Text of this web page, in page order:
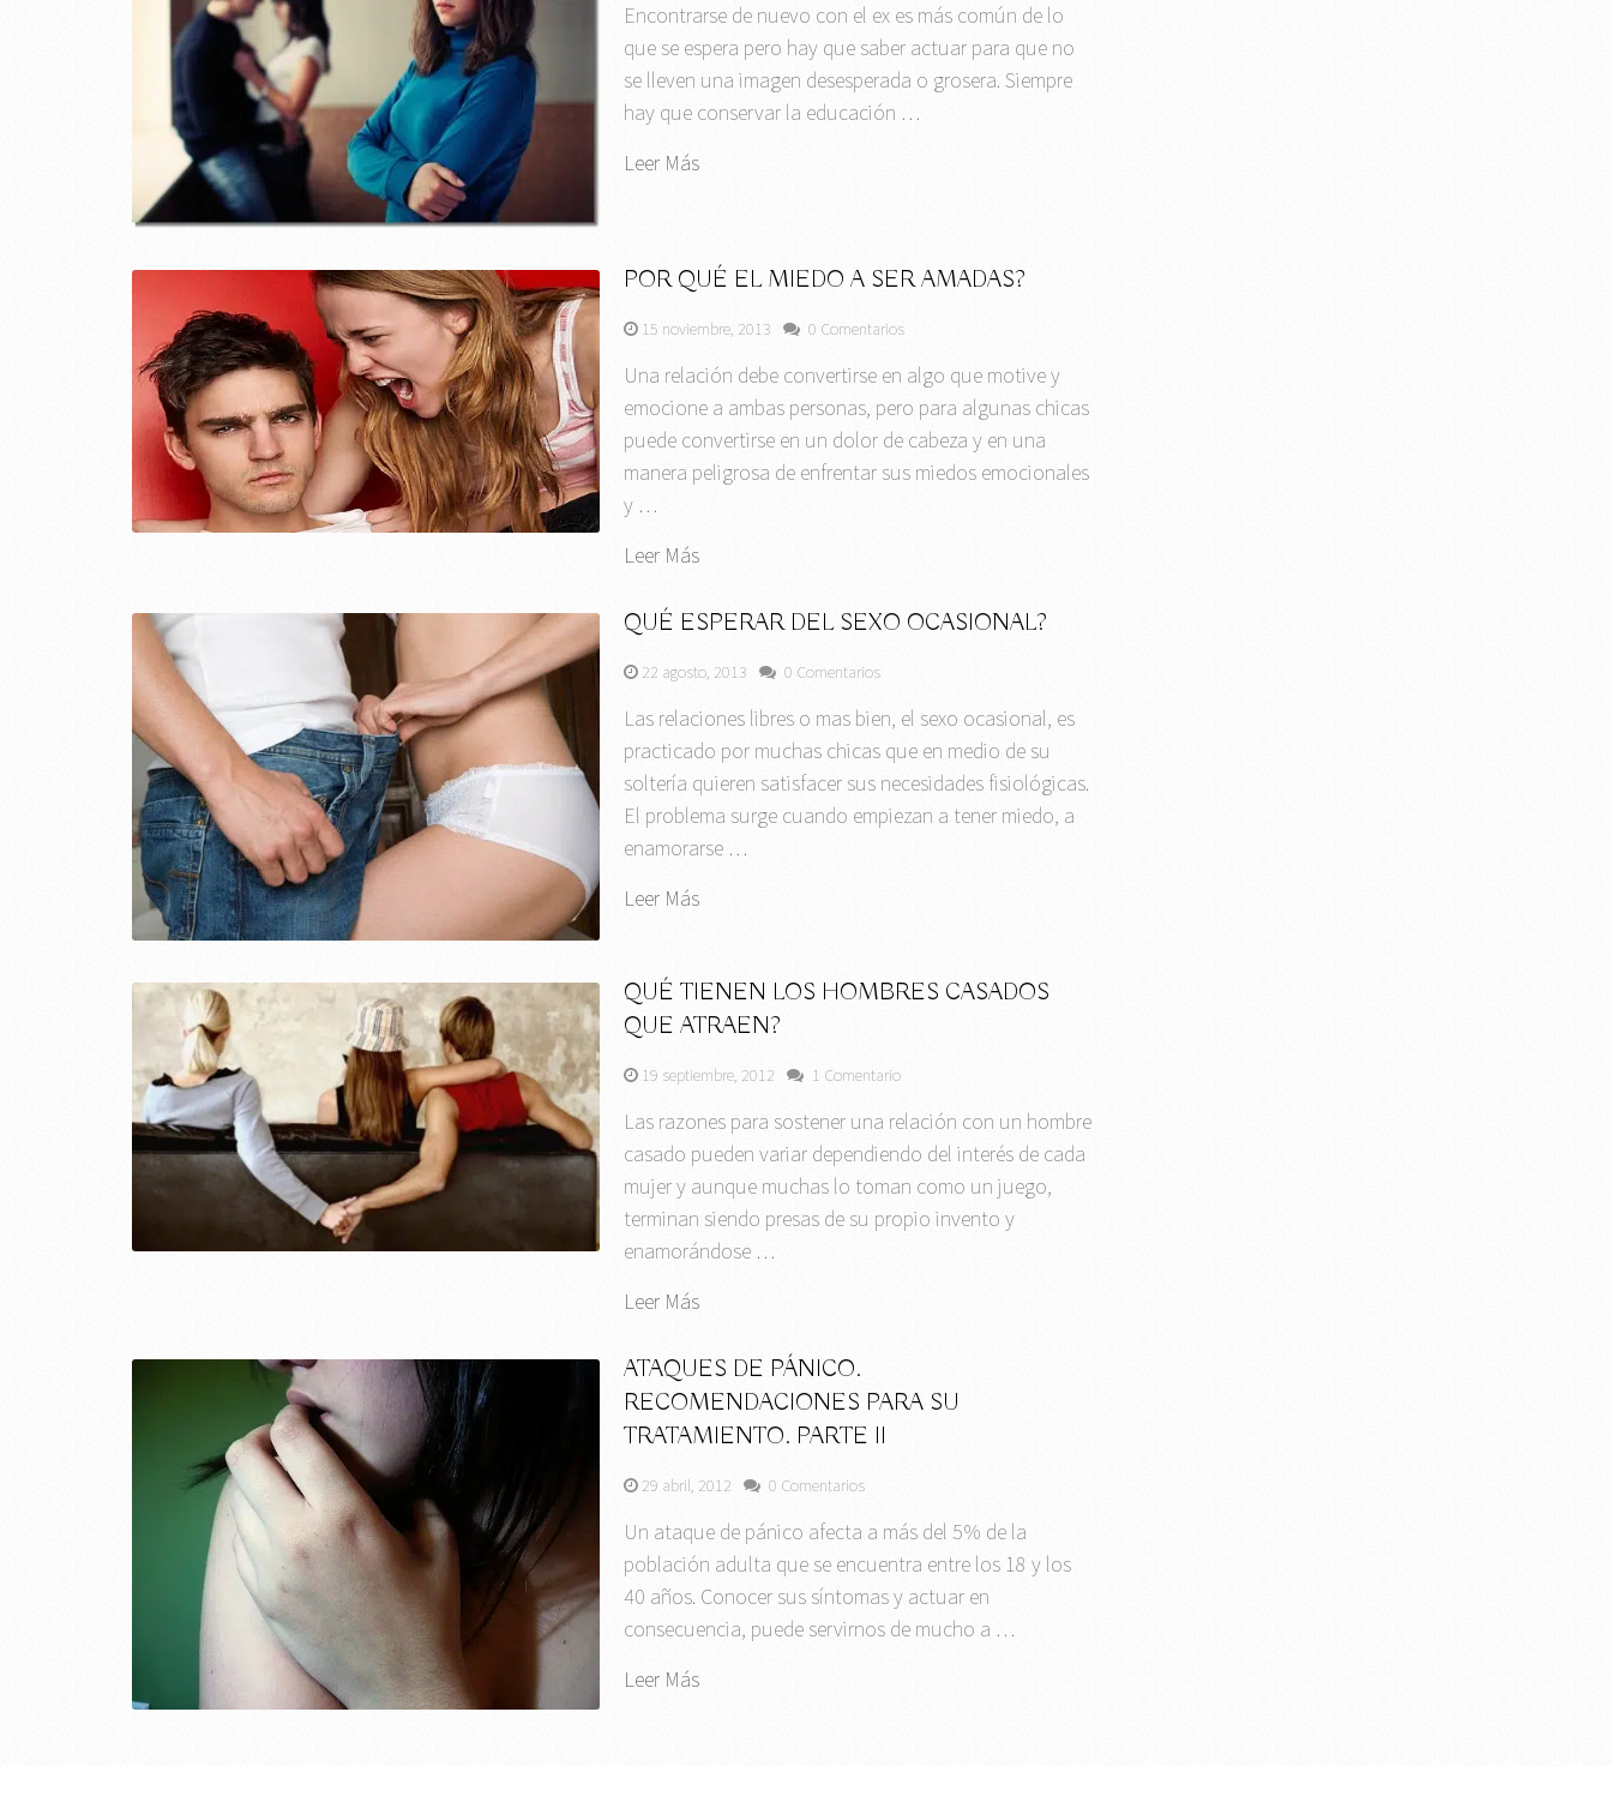
Encontrarse de nuevo con el ex es más común de lo
que se espera pero hay que saber actuar para que no
se lleven una imagen desesperada o grosera. Siempre
hay que conservar la educación …
Leer Más
POR QUÉ EL MIEDO A SER AMADAS?
15 noviembre, 2013 0 Comentarios
Una relación debe convertirse en algo que motive y
emocione a ambas personas, pero para algunas chicas
puede convertirse en un dolor de cabeza y en una
manera peligrosa de enfrentar sus miedos emocionales
y …
Leer Más
QUÉ ESPERAR DEL SEXO OCASIONAL?
22 agosto, 2013 0 Comentarios
Las relaciones libres o mas bien, el sexo ocasional, es
practicado por muchas chicas que en medio de su
soltería quieren satisfacer sus necesidades fisiológicas.
El problema surge cuando empiezan a tener miedo, a
enamorarse …
Leer Más
QUÉ TIENEN LOS HOMBRES CASADOS
QUE ATRAEN?
19 septiembre, 2012 1 Comentario
Las razones para sostener una relación con un hombre
casado pueden variar dependiendo del interés de cada
mujer y aunque muchas lo toman como un juego,
terminan siendo presas de su propio invento y
enamorándose …
Leer Más
ATAQUES DE PÁNICO.
RECOMENDACIONES PARA SU
TRATAMIENTO. PARTE II
29 abril, 2012 0 Comentarios
Un ataque de pánico afecta a más del 5% de la
población adulta que se encuentra entre los 18 y los
40 años. Conocer sus síntomas y actuar en
consecuencia, puede servirnos de mucho a …
Leer Más